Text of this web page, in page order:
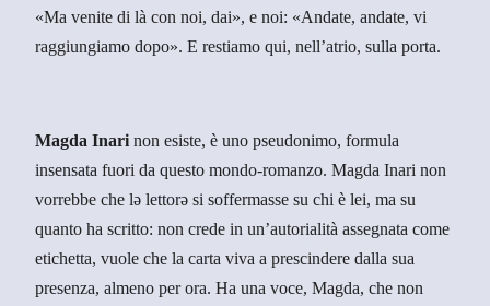
«Ma venite di là con noi, dai», e noi: «Andate, andate, vi
raggiungiamo dopo». E restiamo qui, nell’atrio, sulla porta.
Magda Inari non esiste, è uno pseudonimo, formula
insensata fuori da questo mondo-romanzo. Magda Inari non
vorrebbe che lə lettorə si soffermasse su chi è lei, ma su
quanto ha scritto: non crede in un’autorialità assegnata come
etichetta, vuole che la carta viva a prescindere dalla sua
presenza, almeno per ora. Ha una voce, Magda, che non